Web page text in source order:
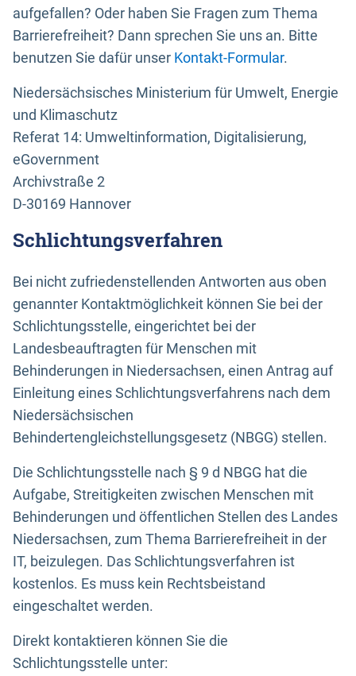
aufgefallen? Oder haben Sie Fragen zum Thema
Barrierefreiheit? Dann sprechen Sie uns an. Bitte
benutzen Sie dafür unser Kontakt-Formular.
Niedersächsisches Ministerium für Umwelt, Energie
und Klimaschutz
Referat 14: Umweltinformation, Digitalisierung,
eGovernment
Archivstraße 2
D-30169 Hannover
Schlichtungsverfahren
Bei nicht zufriedenstellenden Antworten aus oben
genannter Kontaktmöglichkeit können Sie bei der
Schlichtungsstelle, eingerichtet bei der
Landesbeauftragten für Menschen mit
Behinderungen in Niedersachsen, einen Antrag auf
Einleitung eines Schlichtungsverfahrens nach dem
Niedersächsischen
Behindertengleichstellungsgesetz (NBGG) stellen.
Die Schlichtungsstelle nach § 9 d NBGG hat die
Aufgabe, Streitigkeiten zwischen Menschen mit
Behinderungen und öffentlichen Stellen des Landes
Niedersachsen, zum Thema Barrierefreiheit in der
IT, beizulegen. Das Schlichtungsverfahren ist
kostenlos. Es muss kein Rechtsbeistand
eingeschaltet werden.
Direkt kontaktieren können Sie die
Schlichtungsstelle unter: